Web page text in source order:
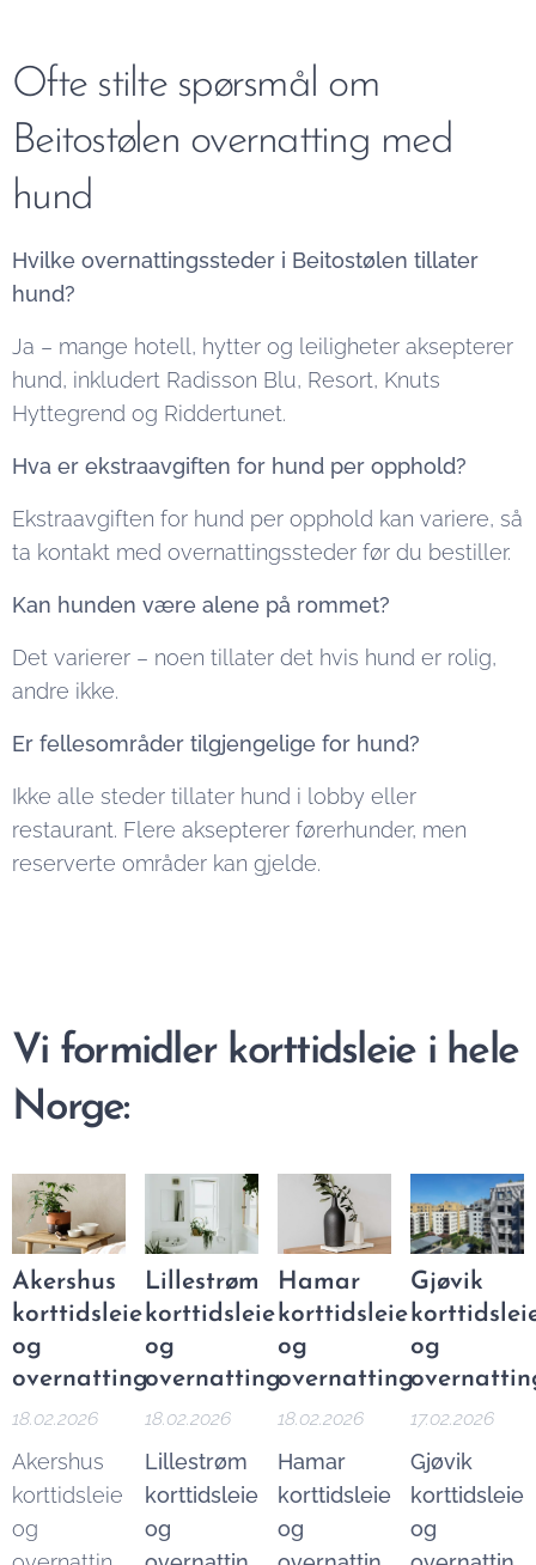
Ofte stilte spørsmål om
Beitostølen overnatting med
hund
Hvilke overnattingssteder i Beitostølen tillater
hund?
Ja – mange hotell, hytter og leiligheter aksepterer
hund, inkludert Radisson Blu, Resort, Knuts
Hyttegrend og Riddertunet.
Hva er ekstraavgiften for hund per opphold?
Ekstraavgiften for hund per opphold kan variere, så
ta kontakt med overnattingssteder før du bestiller.
Kan hunden være alene på rommet?
Det varierer – noen tillater det hvis hund er rolig,
andre ikke.
Er fellesområder tilgjengelige for hund?
Ikke alle steder tillater hund i lobby eller
restaurant. Flere aksepterer førerhunder, men
reserverte områder kan gjelde.
Vi formidler korttidsleie i hele
Norge:
Akershus
korttidsleie
og
overnatting
18.02.2026
Akershus
korttidsleie
og
Lillestrøm
korttidsleie
og
overnatting
18.02.2026
Lillestrøm
korttidsleie
og
Hamar
korttidsleie
og
overnatting
18.02.2026
Hamar
korttidsleie
og
Gjøvik
og
17.02.2026
Gjøvik
korttidsleie
og